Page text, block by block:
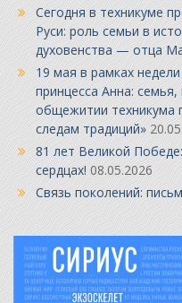
Сегодня в техникуме
Руси: роль семьи в
духовенства — отца
19 мая в рамках
принцесса Анна:
общежитии техникума
следам традиций»
81 лет Великой
сердцах! 08.05.2026
Связь поколений: